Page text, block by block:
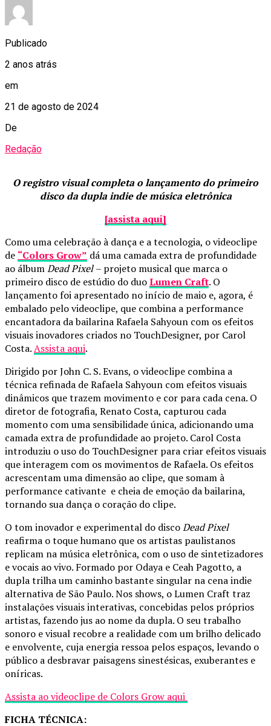
Publicado
2 anos atrás
em
21 de agosto de 2024
De
Redação
O registro visual completa o lançamento do primeiro
disco da dupla indie de música eletrônica
[assista aqui]
Como uma celebração à dança e a tecnologia, o videoclipe
de “Colors Grow” dá uma camada extra de profundidade
ao álbumDead Pixel– projeto musical que marca o
primeiro disco de estúdio do duoLumen Craft. O
lançamento foi apresentado no início de maio e, agora, é
embalado pelo videoclipe, que combina a performance
encantadora da bailarina Rafaela Sahyoun com os efeitos
visuais inovadores criados no TouchDesigner, por Carol
Costa.Assista aqui.
Dirigido por John C. S. Evans, o videoclipe combina a
técnica refinada de Rafaela Sahyoun com efeitos visuais
dinâmicos que trazem movimento e cor para cada cena. O
diretor de fotografia, Renato Costa, capturou cada
momento com uma sensibilidade única, adicionando uma
camada extra de profundidade ao projeto. Carol Costa
introduziu o uso do TouchDesigner para criar efeitos visuais
que interagem com os movimentos de Rafaela. Os efeitos
acrescentam uma dimensão ao clipe, que somam à
performance cativante e cheia de emoção da bailarina,
tornando sua dança o coração do clipe.
O tom inovador e experimental do discoDead Pixel
reafirma o toque humano que os artistas paulistanos
replicam na música eletrônica, com o uso de sintetizadores
e vocais ao vivo. Formado por Odaya e Ceah Pagotto, a
dupla trilha um caminho bastante singular na cena indie
alternativa de São Paulo. Nos shows, o Lumen Craft traz
instalações visuais interativas, concebidas pelos próprios
artistas, fazendo jus ao nome da dupla. O seu trabalho
sonoro e visual recobre a realidade com um brilho delicado
e envolvente, cuja energia ressoa pelos espaços, levando o
público a desbravar paisagens sinestésicas, exuberantes e
oníricas.
Assista ao videoclipe de Colors Grow aqui
FICHA TÉCNICA: